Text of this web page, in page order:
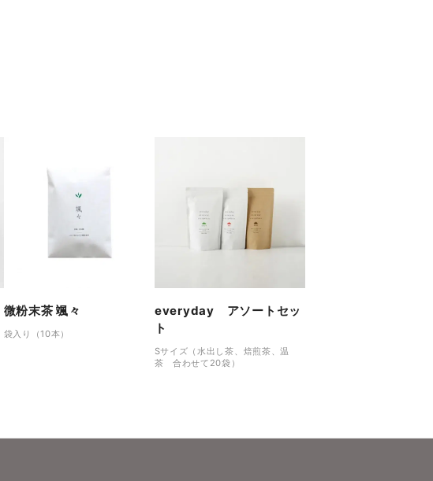
微粉末茶 颯々
袋入り（10本）
everyday アソートセッ
ト
Sサイズ（水出し茶、焙煎茶、温
茶 合わせて20袋）